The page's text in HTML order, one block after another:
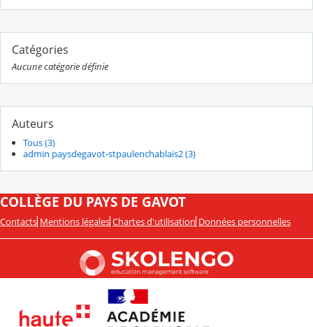
Catégories
Aucune catégorie définie
Auteurs
Tous (3)
admin paysdegavot-stpaulenchablais2 (3)
COLLÈGE DU PAYS DE GAVOT
Contacts Mentions légales Chartes d'utilisation Données personnelles